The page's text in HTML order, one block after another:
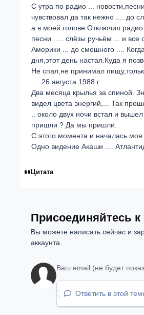
С утра по радио ...
чувствовал да так нежно .... до
а в моей голове.Отключил
песни ..... слёзы ручьём ... и все
Америки ... до смешного ....
дня,этот день настал.Куда я
Не спал,не принимал
.... 26 августа 1988 г.
Два месяца крылья за спиной.
видел цвета энергий,... Так
.. около двух ночи встал и
пришли ? Да мы пришли.
С этого момента и началась моя
Одно видение Акаши ....
Цитата
Присоединяйтесь
Вы можете написать сейчас и
аккаунта.
Ответить в этой